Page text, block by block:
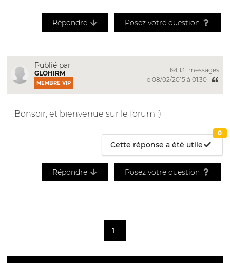
Répondre Posez votre question
Publié par
GLOHIRM
MEMBRE VIP
131 messages
le 08/02/2015 à 01:30
Bonsoir, et bienvenue sur le forum ;)
Cette réponse a été utile
0
Répondre Posez votre question
1